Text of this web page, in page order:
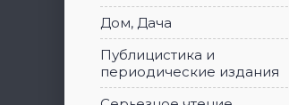
Дом, Дача
Публицистика и
периодические издания